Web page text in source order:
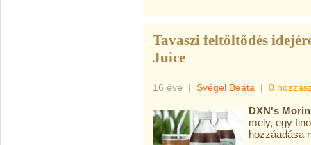
Tavaszi feltöltődés
Juice
16 éve | Svégel Beáta | 0
DXN's
mely, egy
hozzáadása